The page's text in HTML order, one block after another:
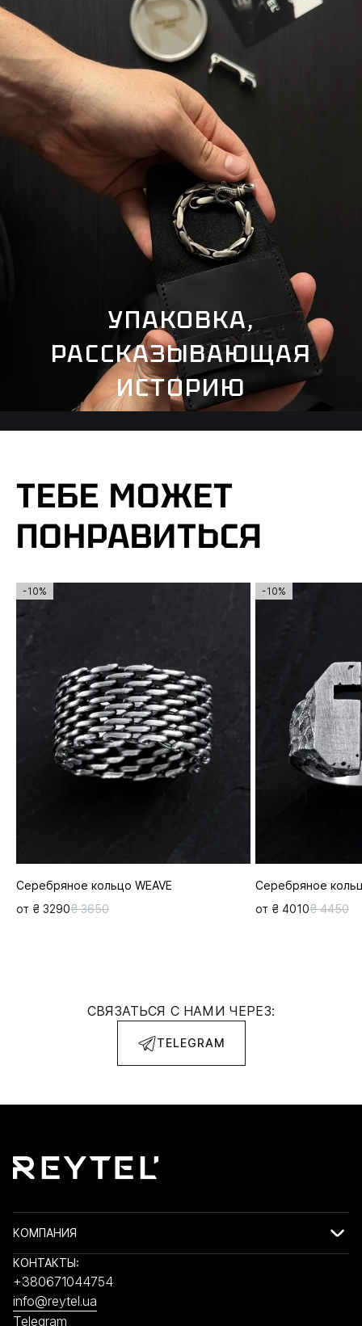
УПАКОВКА,
РАССКАЗЫВАЮЩАЯ
ИСТОРИЮ
ТЕБЕ МОЖЕТ
ПОНРАВИТЬСЯ
-10%
Серебряное кольцо WEAVE
от ₴ 3290₴ 3650
-10%
Серебряное
от ₴ 4010₴ 4450
СВЯЗАТЬСЯ С НАМИ ЧЕРЕЗ:
TELEGRAM
КОМПАНИЯ
КОНТАКТЫ:
+380671044754
info@reytel.ua
Telegram